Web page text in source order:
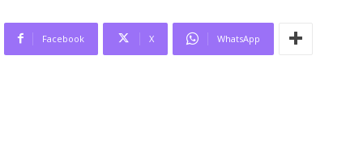
Facebook X WhatsApp